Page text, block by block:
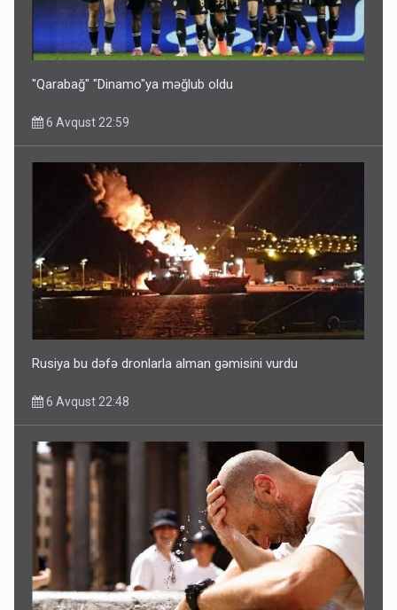
Bu ölkələrə şəxsiyyət vəsiqəsi ilə gedə biləcəksiniz -
SİYAHI
6 Avqust 10:53
Ərdoğana sui-qəsd planının iştirakçısı detalları açıqladı
"Qarabağ" "Dinamo"ya məğlub oldu
6 Avqust 22:59
Rusiya bu dəfə dronlarla alman gəmisini vurdu
6 Avqust 22:48